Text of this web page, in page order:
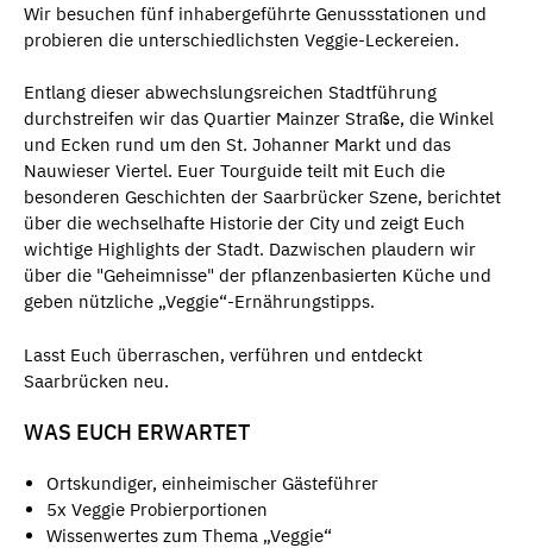
Wir besuchen fünf inhabergeführte Genussstationen und
probieren die unterschiedlichsten Veggie-Leckereien.
Entlang dieser abwechslungsreichen Stadtführung
durchstreifen wir das Quartier Mainzer Straße, die Winkel
und Ecken rund um den St. Johanner Markt und das
Nauwieser Viertel. Euer Tourguide teilt mit Euch die
besonderen Geschichten der Saarbrücker Szene, berichtet
über die wechselhafte Historie der City und zeigt Euch
wichtige Highlights der Stadt. Dazwischen plaudern wir
über die "Geheimnisse" der pflanzenbasierten Küche und
geben nützliche „Veggie“-Ernährungstipps.
Lasst Euch überraschen, verführen und entdeckt
Saarbrücken neu.
WAS EUCH ERWARTET
Ortskundiger, einheimischer Gästeführer
5x Veggie Probierportionen
Wissenwertes zum Thema „Veggie“